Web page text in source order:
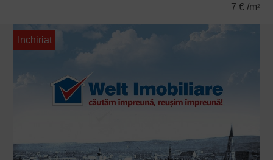
7 € /m2
Inchiriat